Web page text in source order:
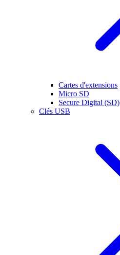
Cartes d'extensions
Micro SD
Secure Digital (SD)
Clés USB